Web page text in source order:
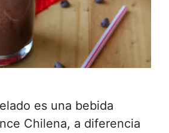
es una bebida
Chilena, a diferencia